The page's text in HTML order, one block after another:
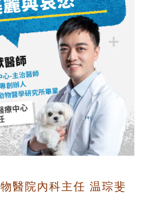
醫院內科主任 温琮斐